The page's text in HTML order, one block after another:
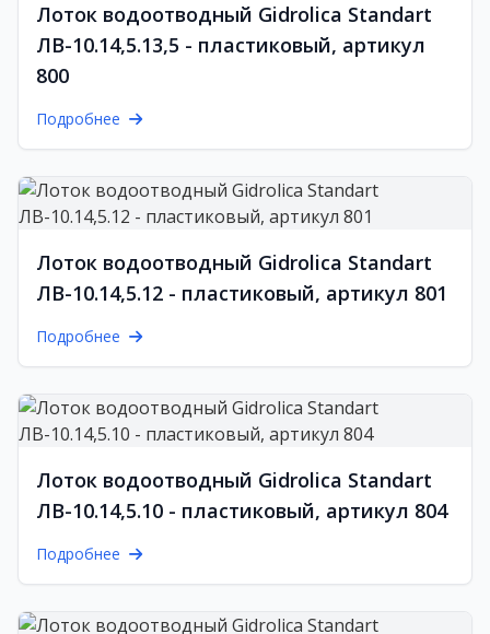
Лоток водоотводный Gidrolica Standart
ЛВ-10.14,5.13,5 - пластиковый, артикул
800
Подробнее
Лоток водоотводный Gidrolica Standart
ЛВ-10.14,5.12 - пластиковый, артикул 801
Подробнее
Лоток водоотводный Gidrolica Standart
ЛВ-10.14,5.10 - пластиковый, артикул 804
Подробнее